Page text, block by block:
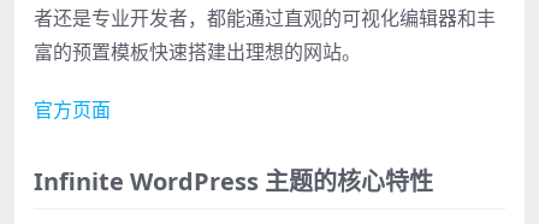
者还是专业开发者，都能通过直观的可视化编辑器和丰
富的预置模板快速搭建出理想的网站。
官方页面
Infinite WordPress 主题的核心特性